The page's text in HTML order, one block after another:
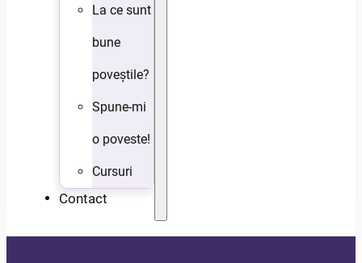
La ce sunt
bune
poveștile?
Spune-mi
o poveste!
Cursuri
Contact